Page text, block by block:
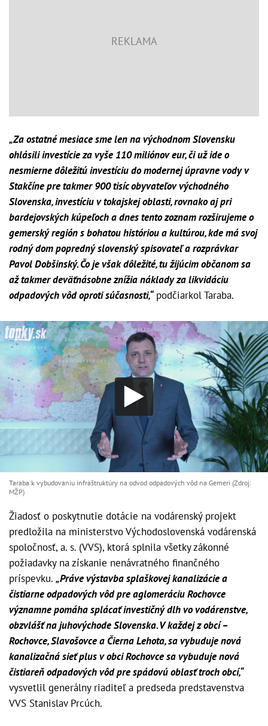
„Za ostatné mesiace sme len na východnom Slovensku
ohlásili investície za vyše 110 miliónov eur, či už ide o
nesmierne dôležitú investíciu do modernej úpravne vody v
Stakčíne pre takmer 900 tisíc obyvateľov východného
Slovenska, investíciu v tokajskej oblasti, rovnako aj pri
bardejovských kúpeľoch a dnes tento zoznam rozširujeme o
gemerský región s bohatou históriou a kultúrou, kde má svoj
rodný dom popredný slovenský spisovateľ a rozprávkar
Pavol Dobšinský. Čo je však dôležité, tu žijúcim občanom sa
až takmer deväťnásobne znížia náklady za likvidáciu
odpadových vôd oproti súčasnosti,“podčiarkol Taraba.
Taraba k vybudovaniu infraštruktúry na odvod odpadových vôd na Gemeri (Zdroj:
MŽP)
Žiadosť o poskytnutie dotácie na vodárenský projekt
predložila na ministerstvo Východoslovenská vodárenská
spoločnosť, a. s. (VVS), ktorá splnila všetky zákonné
požiadavky na získanie nenávratného finančného
príspevku. „Práve výstavba splaškovej kanalizácie a
čistiarne odpadových vôd pre aglomeráciu Rochovce
významne pomáha splácať investičný dlh vo vodárenstve,
obzvlášť na juhovýchode Slovenska. V každej z obcí –
Rochovce, Slavošovce a Čierna Lehota, sa vybuduje nová
kanalizačná sieť plus v obci Rochovce sa vybuduje nová
čistiareň odpadových vôd pre spádovú oblasť troch obcí,“
vysvetlil generálny riaditeľ a predseda predstavenstva
VVS Stanislav Prcúch.